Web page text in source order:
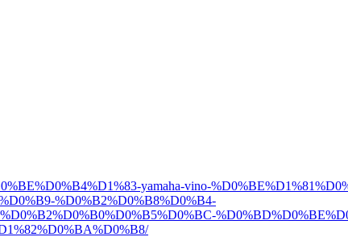
yamaha-vino-
%D0%B2%D0%B8%D0%B4-